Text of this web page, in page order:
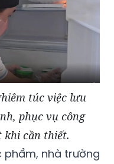
túc việc lưu
phục vụ công
khi cần thiết.
nhà trường